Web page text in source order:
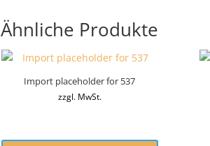
Ähnliche Produkte
Import placeholder for 537
zzgl. MwSt.